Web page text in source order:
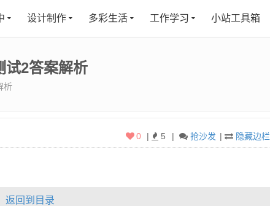
设计制作 多彩生活 工作学习 小站工具箱
试2答案解析
析
| 隐藏边栏
| 抢沙发
| 5
0
返回到目录